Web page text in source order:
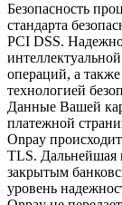
Безопасность
стандарта
PCI DSS.
операций, а
технологией
Данные Вашей
платежной
Onpay
TLS. Дальнейшая
закрытым
уровень